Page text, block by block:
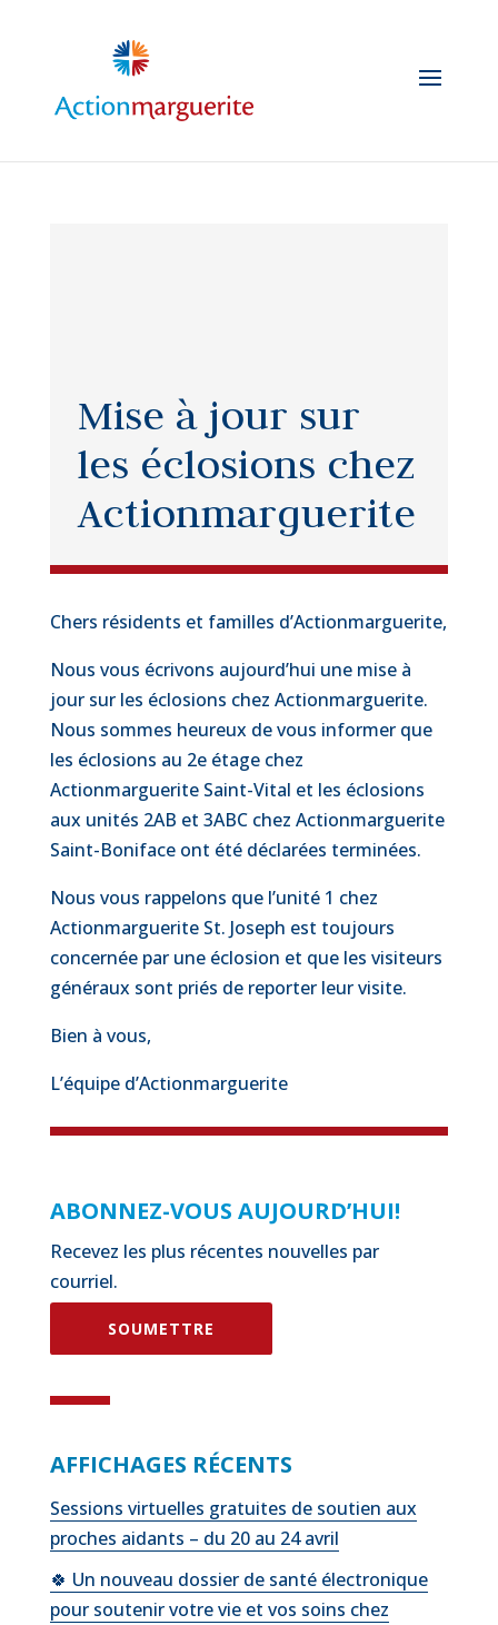
Mise à jour sur
les éclosions chez
Actionmarguerite
Chers résidents et familles d’Actionmarguerite,
Nous vous écrivons aujourd’hui une mise à
jour sur les éclosions chez Actionmarguerite.
Nous sommes heureux de vous informer que
les éclosions au 2e étage chez
Actionmarguerite Saint-Vital et les éclosions
aux unités 2AB et 3ABC chez Actionmarguerite
Saint-Boniface ont été déclarées terminées.
Nous vous rappelons que l’unité 1 chez
Actionmarguerite St. Joseph est toujours
concernée par une éclosion et que les visiteurs
généraux sont priés de reporter leur visite.
Bien à vous,
L’équipe d’Actionmarguerite
ABONNEZ-VOUS AUJOURD’HUI!
Recevez les plus récentes nouvelles par
courriel.
SOUMETTRE
AFFICHAGES RÉCENTS
Sessions virtuelles gratuites de soutien aux
proches aidants – du 20 au 24 avril
🍀 Un nouveau dossier de santé électronique
pour soutenir votre vie et vos soins chez